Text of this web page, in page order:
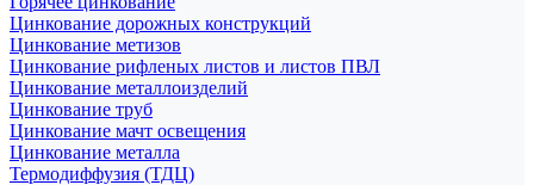
Цинкование дорожных конструкций
Цинкование метизов
Цинкование рифленых листов и листов ПВЛ
Цинкование металлоизделий
Цинкование труб
Цинкование мачт освещения
Цинкование металла
Термодиффузия (ТДЦ)